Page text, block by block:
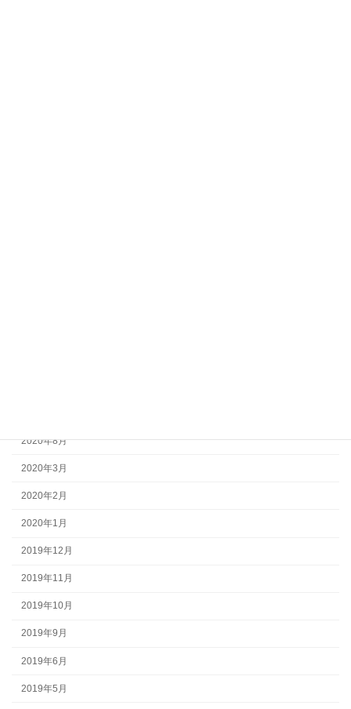
2020年8月
2020年3月
2020年2月
2020年1月
2019年12月
2019年11月
2019年10月
2019年9月
2019年6月
2019年5月